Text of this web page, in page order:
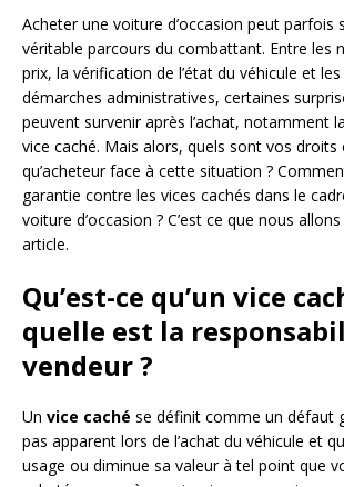
Acheter une voiture d’occasion peut parfois
véritable parcours du combattant. Entre les
prix, la vérification de l’état du véhicule et
démarches administratives, certaines
peuvent survenir après l’achat, notamment
vice caché. Mais alors, quels sont vos droits
qu’acheteur face à cette situation ?
garantie contre les vices cachés dans le
voiture d’occasion ? C’est ce que nous
article.
Qu’est-ce qu’un vice
quelle est la
vendeur ?
Un vice caché se définit comme un défaut
pas apparent lors de l’achat du véhicule et
usage ou diminue sa valeur à tel point que